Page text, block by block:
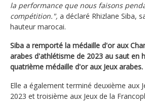
la performance que nous faisons
compétition.", a déclaré Rhizlane Siba,
hauteur marocai.
Siba a remporté la médaille d'or aux
arabes d'athlétisme de 2023 au saut en
quatrième médaille d'or aux Jeux arabes.
Elle a également terminé deuxième aux
2023 et troisième aux Jeux de la